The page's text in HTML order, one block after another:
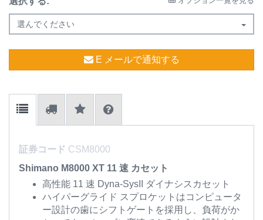
選んでください
E メールで通知する
証券コード CSM8000
Shimano M8000 XT 11 速 カセット
高性能 11 速 Dyna-SysII ダイナシスカセット
ハイパーグライド スプロケットはコンピュータ
ー設計の歯にシフトゲートを採用し、負荷がか